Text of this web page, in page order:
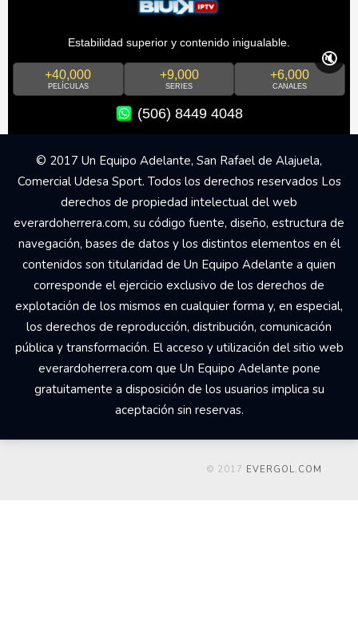
Estabilidad superior y contenido inigualable.
+40,000
PELÍCULAS
+9,000
SERIES
+6,000
CANALES
(506) 8449 4048
🔇
© 2017 Un Equipo Adelante, San Rafael de Alajuela,
Comercial Udesa Sport. Todos los derechos reservados Los
derechos de propiedad intelectual del web
everardoherrera.com, su código fuente, diseño, estructura de
navegación, bases de datos y los distintos elementos en él
contenidos son titularidad de Un Equipo Adelante a quien
corresponde el ejercicio exclusivo de los derechos de
explotación de los mismos en cualquier forma y, en especial,
los derechos de reproducción, distribución, comunicación
pública y transformación. El acceso y utilización del sitio web
everardoherrera.com que Un Equipo Adelante pone
gratuitamente a disposición de los usuarios implica su
aceptación sin reservas.
© 2017 EVERGOL.COM